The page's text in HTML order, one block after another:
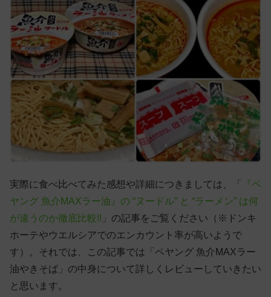
実際に食べ比べてみた感想や詳細につきましては、「
『ペ
ヤング 魚介MAXラー油』の “ヌードル” と “ラーメン” は何
が違うのか徹底比較!! 」の記事をご覧ください（※ドンキ
ホーテやウエルシアでのエンカウント率が高いようで
す）。それでは、この記事では「ペヤング 魚介MAXラー
油やきそば」の中身について詳しくレビューしていきたい
と思います。